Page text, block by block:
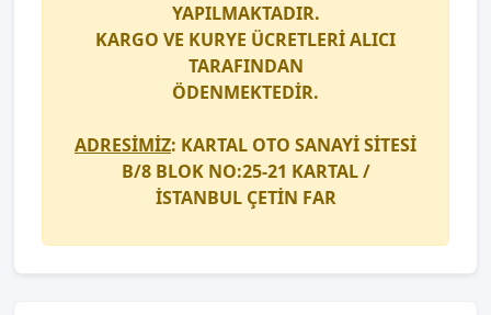
YAPILMAKTADIR.
KARGO VE KURYE ÜCRETLERİ ALICI
TARAFINDAN
ÖDENMEKTEDİR.
ADRESİMİZ: KARTAL OTO SANAYİ SİTESİ
B/8 BLOK NO:25-21 KARTAL /
İSTANBUL ÇETİN FAR